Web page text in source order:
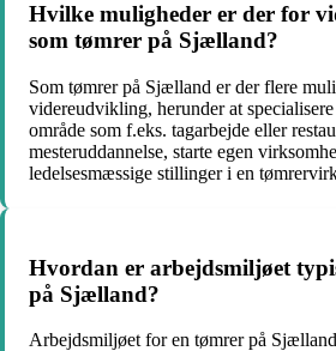
Hvilke muligheder er der for
som tømrer på Sjælland?
Som tømrer på Sjælland er der flere
videreudvikling, herunder at
område som f.eks. tagarbejde eller
mesteruddannelse, starte egen
ledelsesmæssige stillinger i en
Hvordan er arbejdsmiljøet
på Sjælland?
Arbejdsmiljøet for en tømrer på